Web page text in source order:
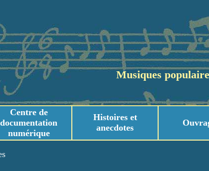
Musiques
Centre de
documentation
numérique
Histoires et
anecdotes